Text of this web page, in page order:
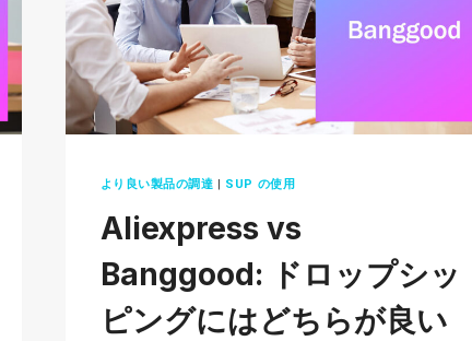
YOU
IN
2026
より良い製品の調達 SUP の使用
Aliexpress vs
Banggood: ドロップシッ
ピングにはどちらが良い